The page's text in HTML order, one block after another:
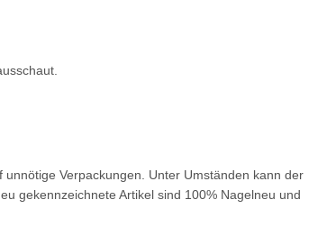
Verpackungen. Unter Umständen kann der
gekennzeichnete Artikel sind 100% Nagelneu und